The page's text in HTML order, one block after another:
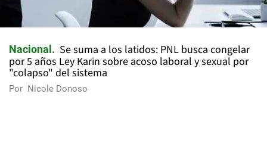
Nacional
Se suma a los latidos: PNL busca congelar
por 5 años Ley Karin sobre acoso laboral y sexual por
"colapso" del sistema
Por Nicole Donoso